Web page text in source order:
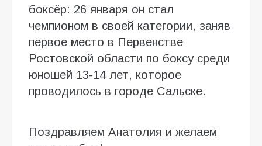
боксёр: 26 января он стал
чемпионом в своей категории, заняв
первое место в Первенстве
Ростовской области по боксу среди
юношей 13-14 лет, которое
проводилось в городе Сальске.
Поздравляем Анатолия и желаем